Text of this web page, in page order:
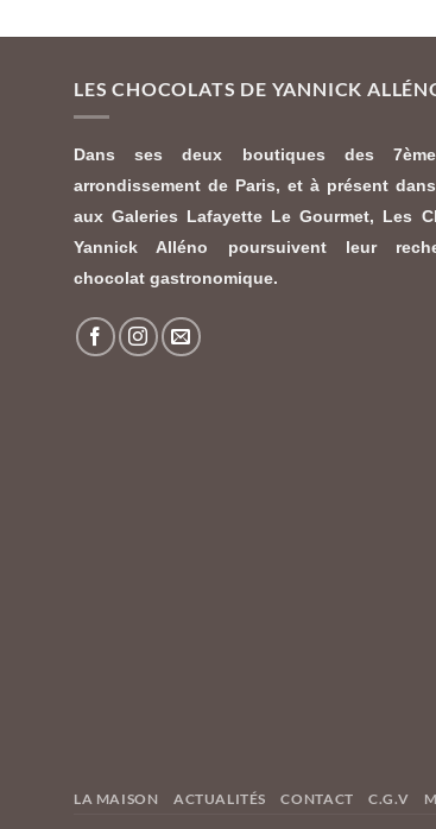
LES CHOCOLATS DE YANNICK
Dans ses deux boutiques des
arrondissement de Paris, et à présent
aux Galeries Lafayette Le Gourmet, Les
Yannick Alléno poursuivent leur
chocolat gastronomique.
LA MAISON ACTUALITÉS CONTACT C.G.V